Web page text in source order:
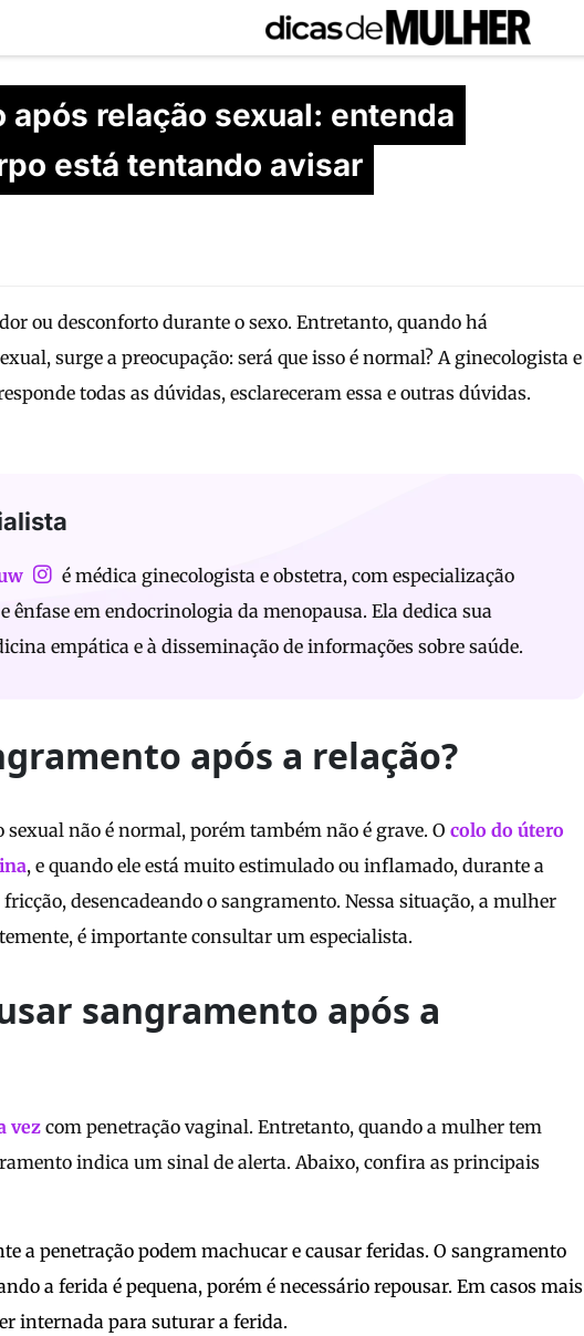
após relação sexual: entenda
está tentando avisar
e obstetraDra. Karen Rocha de Pauw
ou desconforto durante o sexo. Entretanto, quando há
surge a preocupação: será que isso é normal? A ginecologista e
todas as dúvidas, esclareceram essa e outras dúvidas.
é médica ginecologista e obstetra, com especialização
ênfase em endocrinologia da menopausa. Ela dedica sua
empática e à disseminação de informações sobre saúde.
após a relação?
sexual não é normal, porém também não é grave. O colo do útero
, e quando ele está muito estimulado ou inflamado, durante a
desencadeando o sangramento. Nessa situação, a mulher
é importante consultar um especialista.
sangramento após a
vez com penetração vaginal. Entretanto, quando a mulher tem
indica um sinal de alerta. Abaixo, confira as principais
a penetração podem machucar e causar feridas. O sangramento
a ferida é pequena, porém é necessário repousar. Em casos mais
internada para suturar a ferida.